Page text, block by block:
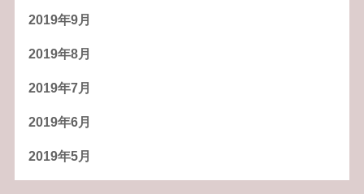
2019年9月
2019年8月
2019年7月
2019年6月
2019年5月